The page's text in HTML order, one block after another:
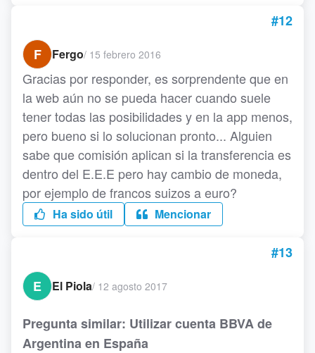
#12
F
Fergo/ 15 febrero 2016
Gracias por responder, es sorprendente que en
la web aún no se pueda hacer cuando suele
tener todas las posibilidades y en la app menos,
pero bueno si lo solucionan pronto... Alguien
sabe que comisión aplican si la transferencia es
dentro del E.E.E pero hay cambio de moneda,
por ejemplo de francos suizos a euro?
Ha sido útil Mencionar
#13
E
El Piola/ 12 agosto 2017
Pregunta similar: Utilizar cuenta BBVA de
Argentina en España